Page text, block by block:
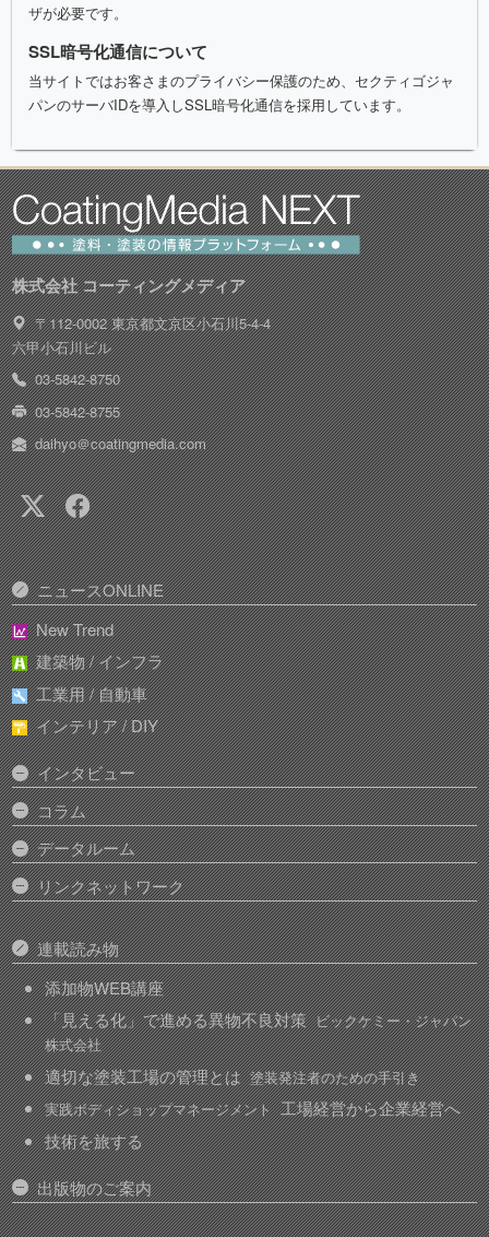
ザが必要です。
SSL暗号化通信について
当サイトではお客さまのプライバシー保護のため、セクティゴジャ
パンのサーバIDを導入しSSL暗号化通信を採用しています。
株式会社 コーティングメディア
〒112-0002 東京都文京区小石川5-4-4
六甲小石川ビル
03-5842-8750
03-5842-8755
daihyo＠coatingmedia.com
ニュースONLINE
New Trend
建築物 / インフラ
工業用 / 自動車
インテリア / DIY
インタビュー
コラム
データルーム
リンクネットワーク
連載読み物
添加物WEB講座
「見える化」で進める異物不良対策 ビックケミー・ジャパン
株式会社
適切な塗装工場の管理とは 塗装発注者のための手引き
実践ボディショップマネージメント 工場経営から企業経営へ
技術を旅する
出版物のご案内